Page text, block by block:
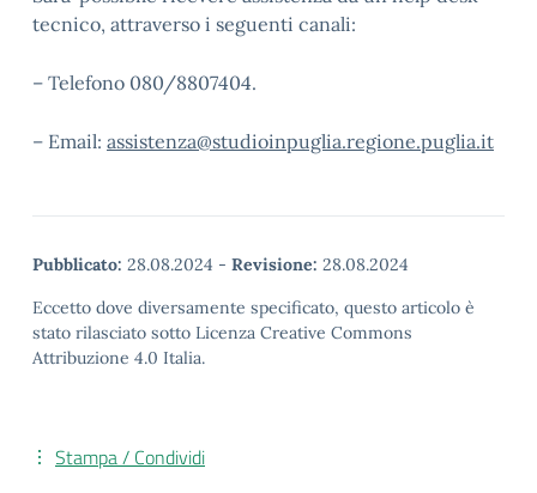
tecnico, attraverso i seguenti canali:
– Telefono 080/8807404.
– Email: assistenza@studioinpuglia.regione.puglia.it
Pubblicato: 28.08.2024 - Revisione: 28.08.2024
Eccetto dove diversamente specificato, questo articolo è
stato rilasciato sotto Licenza Creative Commons
Attribuzione 4.0 Italia.
Stampa / Condividi